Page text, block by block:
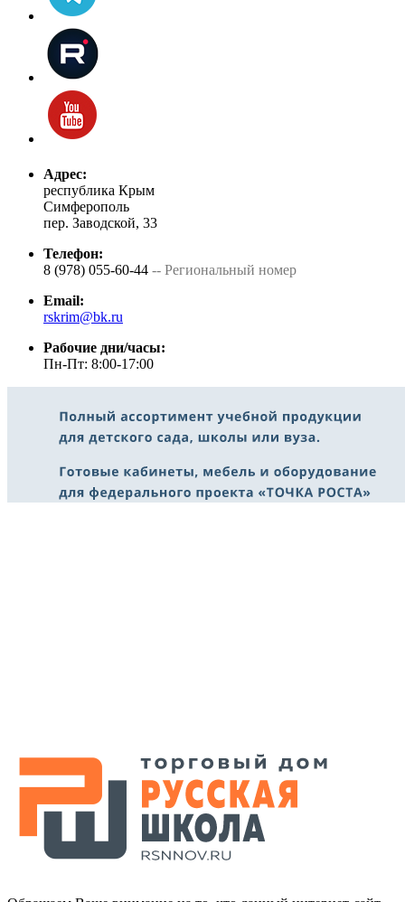
Адрес:
республика Крым
Симферополь
пер. Заводской, 33
Телефон:
8 (978) 055-60-44 -- Региональный номер
Email:
rskrim@bk.ru
Рабочие дни/часы:
Пн-Пт: 8:00-17:00